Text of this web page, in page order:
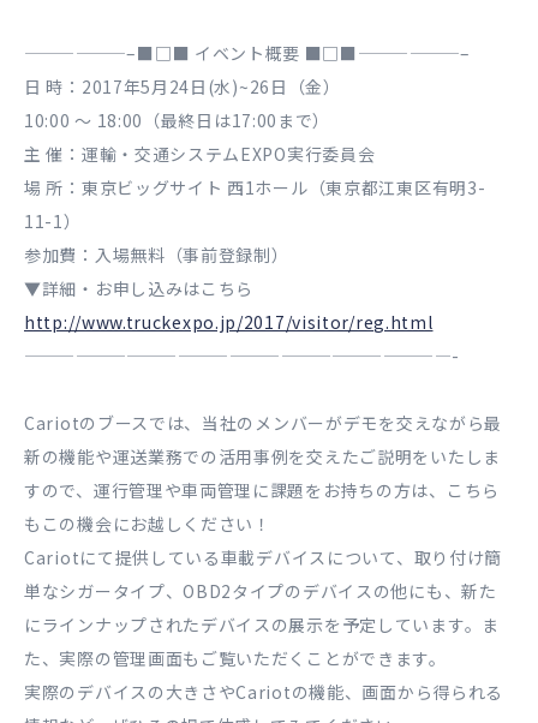
——————–■□■ イベント概要 ■□■——————–
日 時：2017年5月24日(水)~26日（金）
10:00 ～ 18:00（最終日は17:00まで）
主 催：運輸・交通システムEXPO実行委員会
場 所：東京ビッグサイト 西1ホール（東京都江東区有明3-
11-1）
参加費：入場無料（事前登録制）
▼詳細・お申し込みはこちら
http://www.truckexpo.jp/2017/visitor/reg.html
—————————————————————————-
Cariotのブースでは、当社のメンバーがデモを交えながら最
新の機能や運送業務での活用事例を交えたご説明をいたしま
すので、運行管理や車両管理に課題をお持ちの方は、こちら
もこの機会にお越しください！
Cariotにて提供している車載デバイスについて、取り付け簡
単なシガータイプ、OBD2タイプのデバイスの他にも、新た
にラインナップされたデバイスの展示を予定しています。ま
た、実際の管理画面もご覧いただくことができます。
実際のデバイスの大きさやCariotの機能、画面から得られる